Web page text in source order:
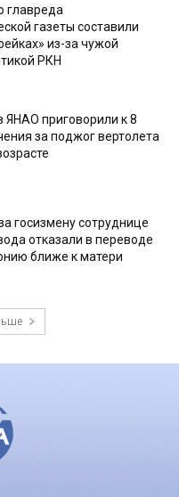
главреда
газеты составили
из-за чужой
РКН
ЯНАО приговорили к 8
за поджог вертолета
госизмену сотруднице
отказали в переводе
ближе к матери